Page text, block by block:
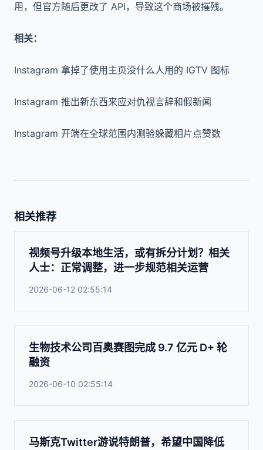
用，但官方随后更改了 API，导致这个商场被摧残。
相关：
Instagram 拿掉了使用主页没什么人用的 IGTV 图标
Instagram 推出新东西来应对仇视言辞和假新闻
Instagram 开端在全球范围内测验躲藏相片点赞数
相关推荐
视频号升级本地生活，或有拆分计划？相关
人士：正常调整，进一步规范相关运营
2026-06-12 02:55:14
生物技术公司百奥赛图完成 9.7 亿元 D+ 轮
融资
2026-06-10 02:55:14
马斯克Twitter游说特朗普，希望中国降低